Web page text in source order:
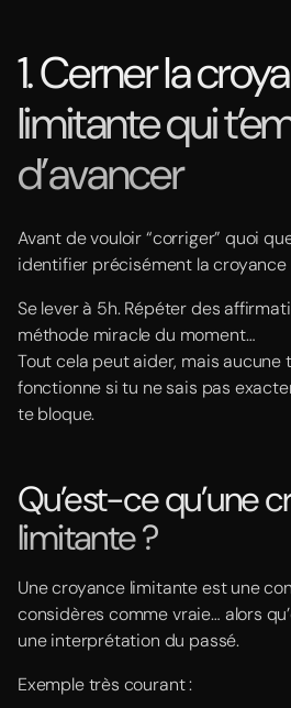
1. Cerner la
limitante qui
d’avancer
Avant de vouloir “corriger” quoi
identifier précisément la croyance
Se lever à 5h. Répéter des
méthode miracle du moment…
Tout cela peut aider, mais aucune
fonctionne si tu ne sais pas
te bloque.
Qu’est-ce qu’une
limitante ?
Une croyance limitante est une
considères comme vraie… alors
une interprétation du passé.
Exemple très courant :